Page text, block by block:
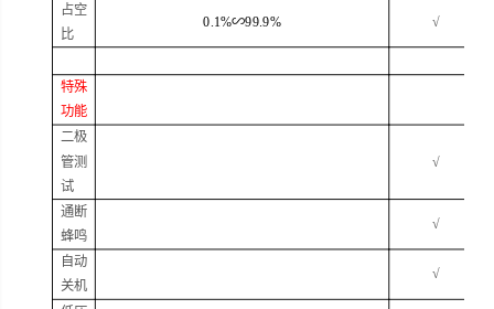
占空
比
0.1%∽99.9% √
特殊
功能
二极
管测
试
√
通断
蜂鸣
√
自动
关机
√